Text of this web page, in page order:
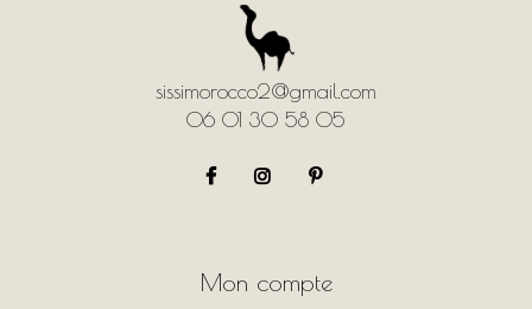
sissimorocco2@gmail.com
06 01 30 58 05
Mon compte